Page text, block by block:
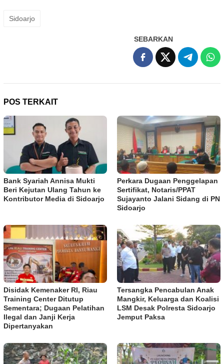
Sidoarjo
SEBARKAN
POS TERKAIT
Bank Syariah Annisa Mukti
Beri Kejutan Ulang Tahun ke
Kontributor Media di Sidoarjo
Perkara Dugaan Penggelapan
Sertifikat, Notaris/PPAT
Sujayanto Jalani Sidang di PN
Sidoarjo
Disidak Kemenaker RI, Riau
Training Center Ditutup
Sementara; Dugaan Pelatihan
Ilegal dan Janji Kerja
Dipertanyakan
Tersangka Pencabulan Anak
Mangkir, Keluarga dan Koalisi
LSM Desak Polresta Sidoarjo
Jemput Paksa